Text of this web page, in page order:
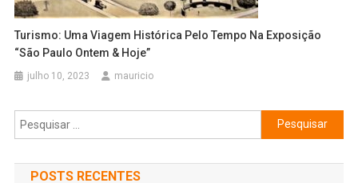
Turismo: Uma Viagem Histórica Pelo Tempo Na Exposição
“São Paulo Ontem & Hoje”
julho 10, 2023 mauricio
Pesquisar
por:
POSTS RECENTES